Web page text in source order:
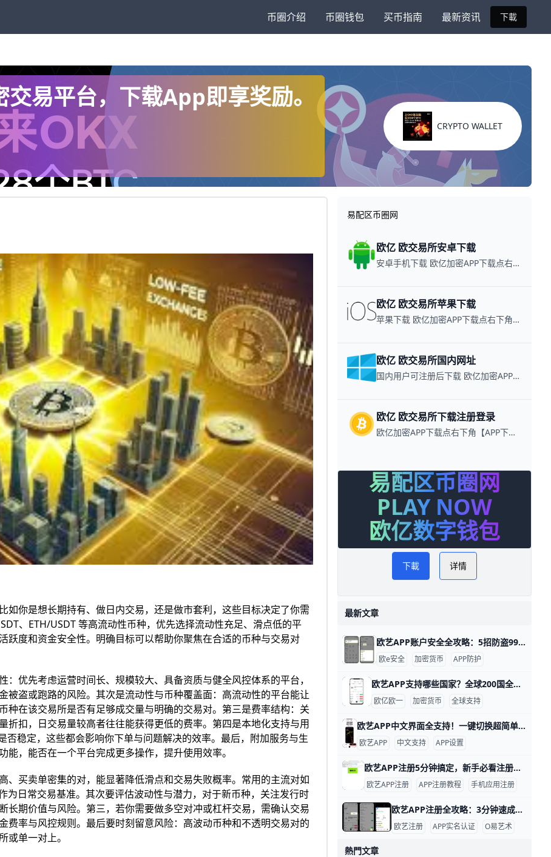
币圈介绍 币圈钱包 买币指南 最新资讯 下載
易平台，下载App即享奖励。
CRYPTO WALLET
如你是想长期持有、做日内交易，还是做市套利，这些目标决定了你需
、ETH/USDT 等高流动性币种，优先选择流动性充足、滑点低的平
跃度和资金安全性。明确目标可以帮助你聚焦在合适的币种与交易对
优先考虑运营时间长、规模较大、具备资质与健全风控体系的平台，
被盗或跑路的风险。其次是流动性与币种覆盖面：高流动性的平台能让
种在该交易所是否有足够成交量与明确的交易对。第三是费率结构：关
折扣，日交易量较高者往往能获得更低的费率。第四是本地化支持与用
稳定，这些都会影响你下单与问题解决的效率。最后，附加服务与生
，能否在一个平台完成更多操作，提升使用效率。
、买卖单密集的对，能显著降低滑点和交易失败概率。常用的主流对如
为日常交易基准。其次要评估波动性与潜力，对于新币种，关注发行时
长期价值与风险。第三，若你需要做多空对冲或杠杆交易，需确认交易
费率与风控规则。最后要时刻留意风险：高波动币种和不透明交易对的
或单一对上。
易配区币圈网
欧亿 欧交易所安卓下载
安卓手机下载 欧亿加密APP下载点右下角【APP下载】联系客服 每日更新可用链接
欧亿 欧交易所苹果下载
苹果下载 欧亿加密APP下载点右下角【APP下载】联系客服 每日更新可用链接
欧亿 欧交易所国内网址
国内用户可注册后下载 欧亿加密APP下载点右下角【APP下载】联系客服 每日更新可用链接
欧亿 欧交易所下载注册登录
欧亿加密APP下载点右下角【APP下载】联系客服 每日更新可用链接
易配区币圈网
PLAY NOW
欧亿数字钱包
下載 详情
最新文章
欧艺APP账户安全全攻略：5招防盗99%风险！ 使用欧艺APP时，账户安全非常重要。欧艺APP（也叫OK交易所鸥易）是热门的加密货币交易平台，每天有数百万用户登录交易。根据官方数据，开启安全设置的用户，账户被盗风险可降低90%以上。 比如，如果你忘记设置双重验证，坏人可能用猜到的密码直接登录，但设置后他们就进不去了。​
欧e安全 加密货币 APP防护
欧艺APP支持哪些国家？全球200国全解析！ 欧艺APP（也就是O易Oyi的交易应用）支持全球近200个国家和地区使用，但有些地方因为监管规则有限制。 比如亚洲的用户在越南、菲律宾、泰国、新加坡、中国香港、台湾、韩国和日本这些地方都能正常下载、注册和交易。 欧洲用户如英国、法国、西班牙、荷兰和俄罗斯也能轻松使用，支持法币充值和多种加密货币买卖。
欧亿欧一 加密货币 全球支持
欧艺APP中文界面全支持！一键切换超简单 欧艺APP完全支持中文界面，这让很多用户用起来很方便。根据官方指南和用户反馈，APP内有简体中文和繁体中文选项，能覆盖大部分交易和设置页面。例如，进入“我的”页面后，你会看到“语言”或“Language”按钮，一键切换后界面马上变成中文。
欧艺APP 中文支持 APP设置
欧艺APP注册5分钟搞定，新手必看注册全流程 欧艺APP注册其实非常简单，只要跟着几个关键步骤，基本能在几分钟内完成。对新手来说，最重要的是选对下载渠道、正确填写基本信息，并尽快开启安全保护功能。这样不仅能快速拿到账户，还能让登录和使用过程更安心。
欧艺APP注册 APP注册教程 手机应用注册
欧艺APP注册全攻略：3分钟速成新手必备！ 欧艺APP注册过程简单快速，通常只需几分钟就能完成。基本需要手机号或邮箱地址作为账号，比如用你的常用手机号“138XXXXXXX”或“”来注册，还得设置一个强密码，包含大小写字母、数字和符号，例如“Abc123!@#”。这些信息能帮你快速创建账户并接收验证码验证。
欧艺注册 APP实名认证 O易艺术
熱門文章